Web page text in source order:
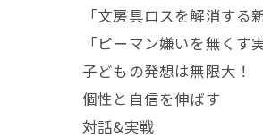
「文房具ロスを解消する
「ピーマン嫌いを無くす
子どもの発想は無限大！
個性と自信を伸ばす
対話&実戦